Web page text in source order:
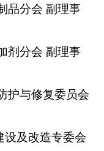
品分会 副理事
剂分会 副理事
护与修复委员会
设及改造专委会